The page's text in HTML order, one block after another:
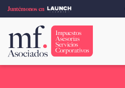
al
Juntémonos en